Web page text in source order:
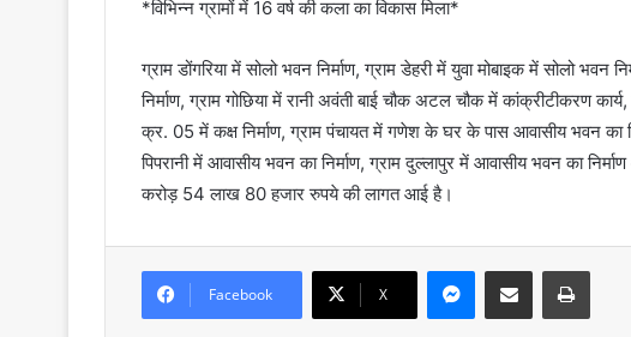
*विभिन्न ग्रामों में 16 वर्ष की कला का विकास मिला*
ग्राम डोंगरिया में सोलो भवन निर्माण, ग्राम डेहरी में युवा मोबाइक में सोलो भवन
निर्माण, ग्राम गोछिया में रानी अवंती बाई चौक अटल चौक में कांक्रीटीकरण कार्य,
क्र. 05 में कक्ष निर्माण, ग्राम पंचायत में गणेश के घर के पास आवासीय भवन का
पिपरानी में आवासीय भवन का निर्माण, ग्राम दुल्लापुर में आवासीय भवन का
करोड़ 54 लाख 80 हजार रुपये की लागत आई है।
Facebook X